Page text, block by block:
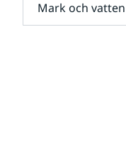
Mark och vatten